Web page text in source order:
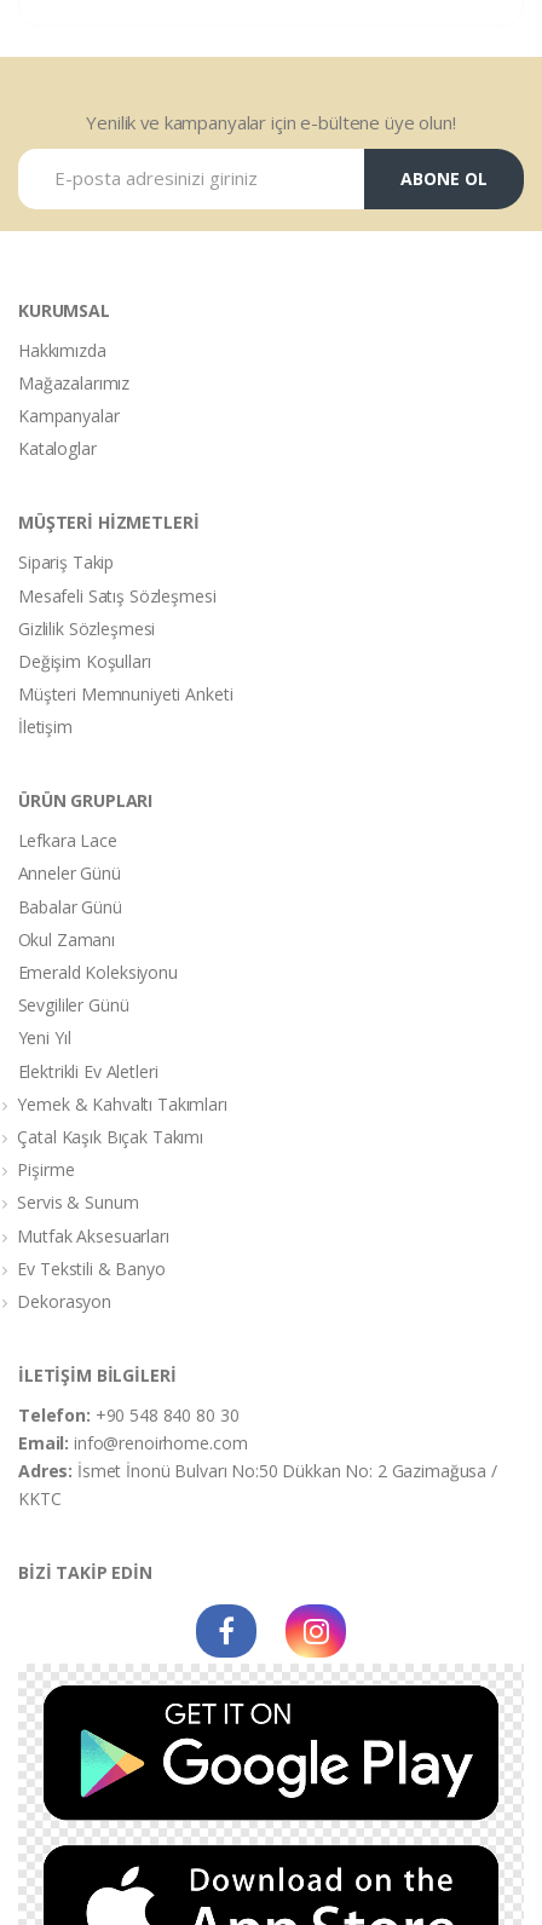
Yenilik ve kampanyalar için e-bültene üye olun!
ABONE OL
KURUMSAL
Hakkımızda
Mağazalarımız
Kampanyalar
Kataloglar
MÜŞTERİ HİZMETLERİ
Sipariş Takip
Mesafeli Satış Sözleşmesi
Gizlilik Sözleşmesi
Değişim Koşulları
Müşteri Memnuniyeti Anketi
İletişim
ÜRÜN GRUPLARI
Lefkara Lace
Anneler Günü
Babalar Günü
Okul Zamanı
Emerald Koleksiyonu
Sevgililer Günü
Yeni Yıl
Elektrikli Ev Aletleri
Yemek & Kahvaltı Takımları
Çatal Kaşık Bıçak Takımı
Pişirme
Servis & Sunum
Mutfak Aksesuarları
Ev Tekstili & Banyo
Dekorasyon
İLETİŞİM BİLGİLERİ
Telefon: +90 548 840 80 30
Email:info@renoirhome.com
Adres: İsmet İnonü Bulvarı No:50 Dükkan No: 2 Gazimağusa /
KKTC
BİZİ TAKİP EDİN